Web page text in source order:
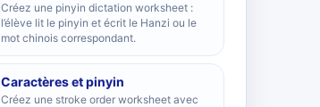
Créez une pinyin dictation worksheet :
l’élève lit le pinyin et écrit le Hanzi ou le
mot chinois correspondant.
Caractères et pinyin
Créez une stroke order worksheet avec